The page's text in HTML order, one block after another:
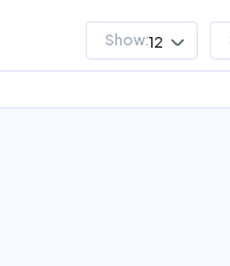
Show:12